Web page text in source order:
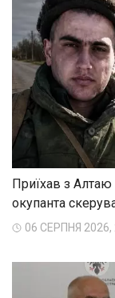
Приїхав з Алтаю
окупанта
06 СЕРПНЯ 2026,